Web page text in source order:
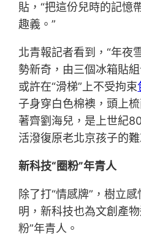
貼，“把這份兒時的記憶
趣義。”
北青報記者看到，“年夜
勢新奇，由三個冰箱貼
或許在“滑梯”上不受拘束
子身穿白色棉襖，頭上
著齊劉海兒，是上世紀
活潑復原老北京孩子的難
新科技“圈粉”年青人
除了打“情感牌”，樹立
明，新科技也為文創產
粉”年青人。